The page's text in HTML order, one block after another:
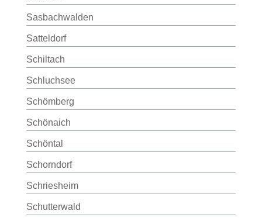
Sasbachwalden
Satteldorf
Schiltach
Schluchsee
Schömberg
Schönaich
Schöntal
Schorndorf
Schriesheim
Schutterwald